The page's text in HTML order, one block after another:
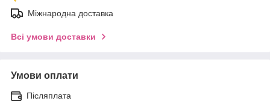
Міжнародна доставка
Всі умови доставки
Умови оплати
Післяплата